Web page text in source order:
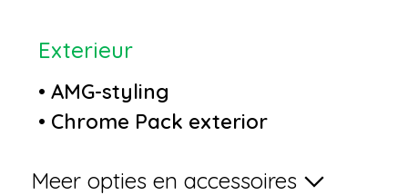
Exterieur
• AMG-styling
• Chrome Pack exterior
•Grootlichtassistent
Meer opties en accessoires